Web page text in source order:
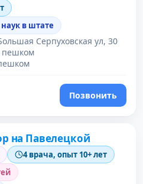
в штате
Серпуховская ул, 30
пешком
Позвонить
на Павелецкой
4 врача, опыт 10+ лет